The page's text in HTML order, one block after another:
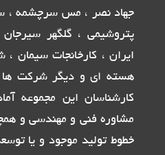
جهاد نصر ، مس سرچشمه ،
پتروشیمی ، گلگهر
ایران ، کارخانجات سیمان
هسته ای و دیگر شرکت ها
کارشناسان این مجموعه
مشاوره فنی و مهندسی و
خطوط تولید موجود و یا